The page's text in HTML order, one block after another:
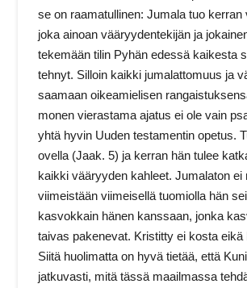
se on raamatullinen: Jumala tuo kerran
joka ainoan vääryydentekijän ja
tekemään tilin Pyhän edessä kaikesta
tehnyt. Silloin kaikki jumalattomuus ja
saamaan oikeamielisen
monen vierastama ajatus ei ole vain
yhtä hyvin Uuden testamentin opetus.
ovella (Jaak. 5) ja kerran hän tulee
kaikki vääryyden kahleet. Jumalaton ei
viimeistään viimeisellä tuomiolla hän
kasvokkain hänen kanssaan, jonka
taivas pakenevat. Kristitty ei kosta eikä
Siitä huolimatta on hyvä tietää, että
jatkuvasti, mitä tässä maailmassa